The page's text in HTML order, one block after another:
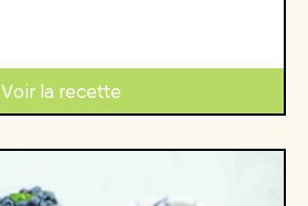
Voir la recette